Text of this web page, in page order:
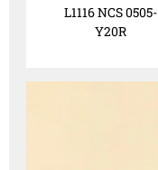
L1116 NCS 0505-
Y20R